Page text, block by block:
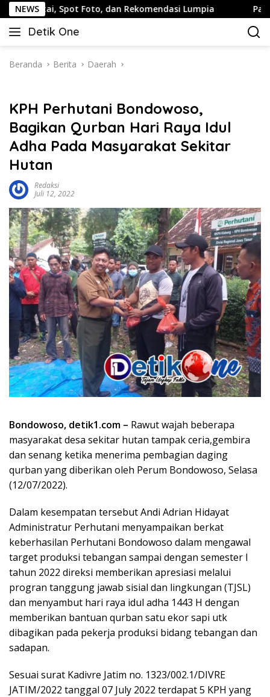
Langsung
ke
konten
NEWS
Foto, dan Rekomendasi Lumpia Panduan Wisata
Detik One
Tajam
Fakta
Beranda Berita Daerah
KPH Perhutani Bondowoso,
Bagikan Qurban Hari Raya Idul
Adha Pada Masyarakat Sekitar
Hutan
Redaksi
Juli 12, 2022
Bondowoso, detik1.com – Rawut wajah beberapa
masyarakat desa sekitar hutan tampak ceria,gembira
dan senang ketika menerima pembagian daging
qurban yang diberikan oleh Perum Bondowoso, Selasa
(12/07/2022).
Dalam kesempatan tersebut Andi Adrian Hidayat
Administratur Perhutani menyampaikan berkat
keberhasilan Perhutani Bondowoso dalam mengawal
target produksi tebangan sampai dengan semester I
tahun 2022 direksi memberikan apresiasi melalui
progran tanggung jawab sisial dan lingkungan (TJSL)
dan menyambut hari raya idul adha 1443 H dengan
memberikan bantuan qurban satu ekor sapi utk
dibagikan pada pekerja produksi bidang tebangan dan
sadapan.
Sesuai surat Kadivre Jatim no. 1323/002.1/DIVRE
JATIM/2022 tanggal 07 July 2022 terdapat 5 KPH yang